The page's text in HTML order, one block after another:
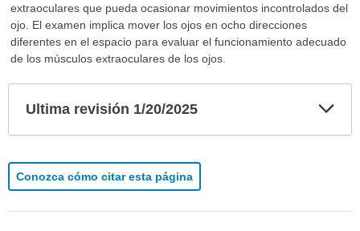
extraoculares que pueda ocasionar movimientos incontrolados del
ojo. El examen implica mover los ojos en ocho direcciones
diferentes en el espacio para evaluar el funcionamiento adecuado
de los músculos extraoculares de los ojos.
Ultima revisión 1/20/2025
Conozca cómo citar esta página